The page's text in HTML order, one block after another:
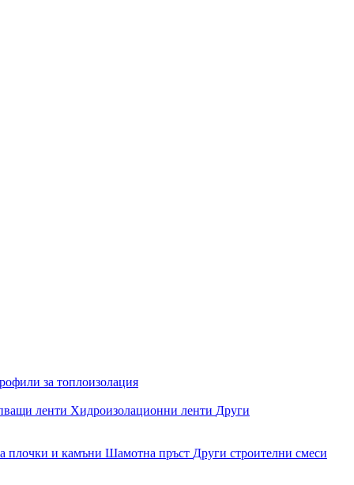
за топлоизолация
ленти Хидроизолационни ленти Други
плочки и камъни Шамотна пръст Други строителни смеси